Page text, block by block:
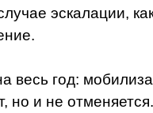
эскалации,
весь год:
но и не